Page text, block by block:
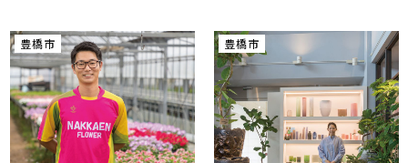
豊橋市 豊橋市